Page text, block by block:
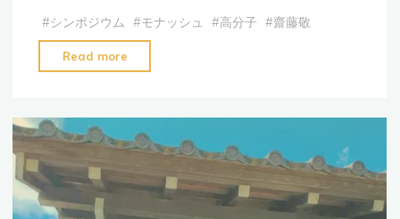
を
催
#シンポジウム #モナッシュ #高分子 #齋藤敬
Read more
Advances』
論
文
発